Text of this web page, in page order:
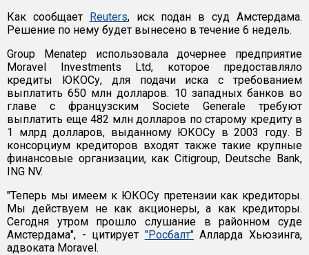
Как сообщает Reuters, иск подан в суд Амстердама.
Решение по нему будет вынесено в течение 6 недель.
Group Menatep использовала дочернее предприятие
Moravel Investments Ltd, которое предоставляло
кредиты ЮКОСу, для подачи иска с требованием
выплатить 650 млн долларов. 10 западных банков во
главе с французским Societe Generale требуют
выплатить еще 482 млн долларов по старому кредиту в
1 млрд долларов, выданному ЮКОСу в 2003 году. В
консорциум кредиторов входят также такие крупные
финансовые организации, как Citigroup, Deutsche Bank,
ING NV.
"Теперь мы имеем к ЮКОСу претензии как кредиторы.
Мы действуем не как акционеры, а как кредиторы.
Сегодня утром прошло слушание в районном суде
Амстердама", - цитирует "Росбалт"Алларда Хьюзинга,
адвоката Moravel.